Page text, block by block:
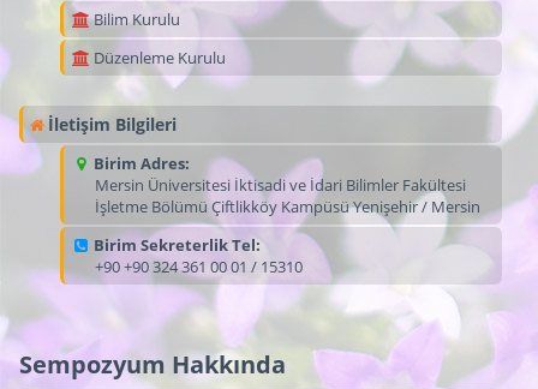
Bilim Kurulu
Düzenleme Kurulu
İletişim Bilgileri
Birim Adres:
Mersin Üniversitesi İktisadi ve İdari Bilimler Fakültesi
İşletme Bölümü Çiftlikköy Kampüsü Yenişehir / Mersin
Birim Sekreterlik Tel:
+90 +90 324 361 00 01 / 15310
Sempozyum Hakkında